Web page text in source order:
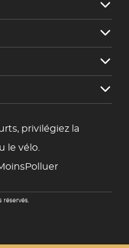
privilégiez la
le vélo.
réservés.